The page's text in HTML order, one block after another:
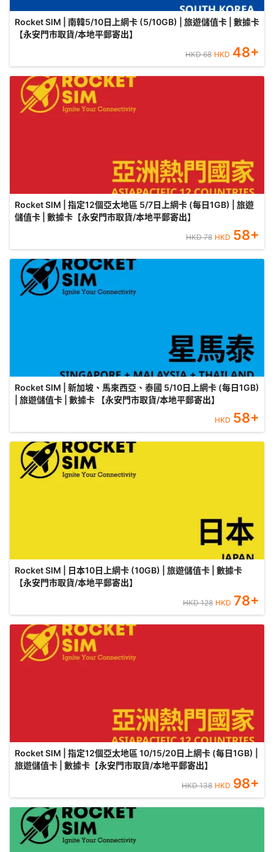
Rocket SIM | 南韓5/10日上網卡 (5/10GB) | 旅遊儲值卡 | 數據卡
【永安門市取貨/本地平郵寄出】
HKD68 HKD 48+
Rocket SIM | 指定12個亞太地區 5/7日上網卡 (每日1GB) | 旅遊
儲值卡 | 數據卡【永安門市取貨/本地平郵寄出】
HKD78 HKD 58+
Rocket SIM | 新加坡、馬來西亞、泰國 5/10日上網卡 (每日1GB)
| 旅遊儲值卡 | 數據卡 【永安門市取貨/本地平郵寄出】
HKD 58+
Rocket SIM | 日本10日上網卡 (10GB) | 旅遊儲值卡 | 數據卡
【永安門市取貨/本地平郵寄出】
HKD128 HKD 78+
Rocket SIM | 指定12個亞太地區 10/15/20日上網卡 (每日1GB) |
旅遊儲值卡 | 數據卡【永安門市取貨/本地平郵寄出】
HKD138 HKD 98+